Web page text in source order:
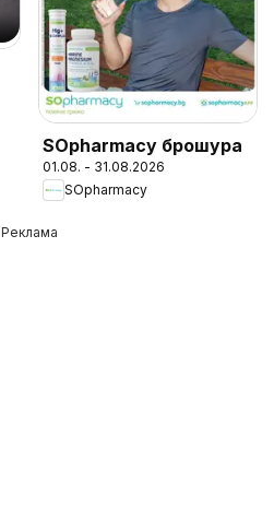
SOpharmacy брошура
01.08. - 31.08.2026
SOpharmacy
Реклама